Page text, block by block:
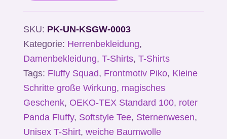
große
Wirkung"
|
Softstyle
Menge
SKU: PK-UN-KSGW-0003
Kategorie: Herrenbekleidung,
Damenbekleidung, T-Shirts, T-Shirts
Tags: Fluffy Squad, Frontmotiv Piko, Kleine
Schritte große Wirkung, magisches
Geschenk, OEKO-TEX Standard 100, roter
Panda Fluffy, Softstyle Tee, Sternenwesen,
Unisex T-Shirt, weiche Baumwolle